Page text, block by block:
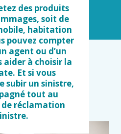
des produits
soit de
habitation
pouvez compter
agent ou d’un
aider à choisir la
Et si vous
subir un sinistre,
tout au
de réclamation